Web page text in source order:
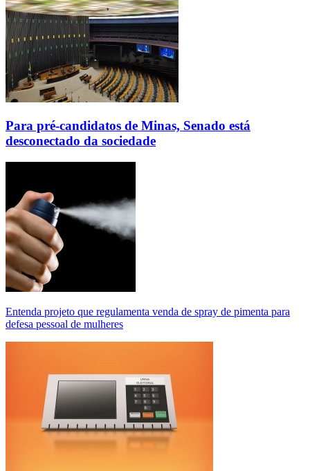
Para pré-candidatos de Minas, Senado está
desconectado da sociedade
Entenda projeto que regulamenta venda de spray de pimenta para
defesa pessoal de mulheres